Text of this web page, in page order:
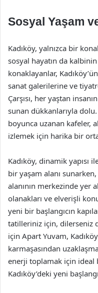
Sosyal Yaşam
Kadıköy, yalnızca bir
sosyal hayatın da
konaklayanlar,
sanat galerilerine ve
Çarşısı, her yaştan
sunan dükkanlarıyla
boyunca uzanan kafeler,
izlemek için harika bir
Kadıköy, dinamik yapısı
bir yaşam alanı
alanının merkezinde yer
olanakları ve elverişli
yeni bir başlangıcın
tatilleriniz için, dilerseniz
için Apart Yuvam,
karmaşasından
enerji toplamak için ideal
Kadıköy’deki yeni